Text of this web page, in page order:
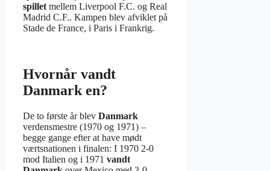
spillet mellem Liverpool F.C. og Real
Madrid C.F.. Kampen blev afviklet på
Stade de France, i Paris i Frankrig.
Hvornår vandt
Danmark en?
De to første år blev Danmark
verdensmestre (1970 og 1971) –
begge gange efter at have mødt
værtsnationen i finalen: I 1970 2-0
mod Italien og i 1971 vandt